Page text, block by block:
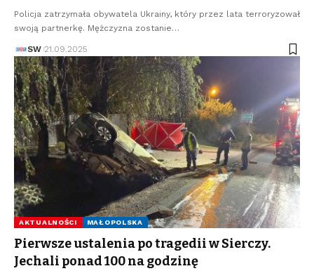
Policja zatrzymała obywatela Ukrainy, który przez lata terroryzował
swoją partnerkę. Mężczyzna zostanie…
SW 21.09.2025
AKTUALNOŚCI MAŁOPOLSKA
Pierwsze ustalenia po tragedii w Sierczy.
Jechali ponad 100 na godzinę